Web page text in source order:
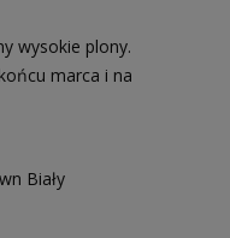
wysokie plony.
marca i na
Biały